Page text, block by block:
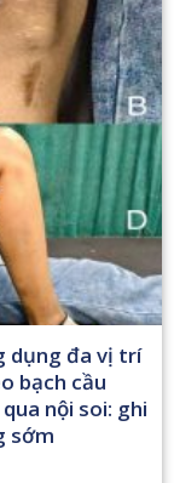
dụng đa vị trí
bạch cầu
nội soi: ghi
sớm